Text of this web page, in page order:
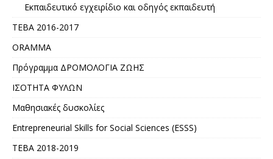
Εκπαιδευτικό εγχειρίδιο και οδηγός εκπαιδευτή
ΤΕΒΑ 2016-2017
ORAMMA
Πρόγραμμα ΔΡΟΜΟΛΟΓΙΑ ΖΩΗΣ
ΙΣΟΤΗΤΑ ΦΥΛΩΝ
Μαθησιακές δυσκολίες
Entrepreneurial Skills for Social Sciences (ESSS)
ΤΕΒΑ 2018-2019